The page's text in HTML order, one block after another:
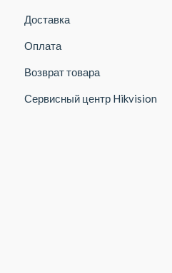
Доставка
Оплата
Возврат товара
Сервисный центр Hikvision